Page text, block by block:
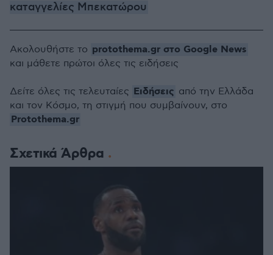
καταγγελίες Μπεκατώρου
Σχετικά Άρθρα
Ακολουθήστε το protothema.gr στο Google News
και μάθετε πρώτοι όλες τις ειδήσεις
Δείτε όλες τις τελευταίες Ειδήσεις από την Ελλάδα
και τον Κόσμο, τη στιγμή που συμβαίνουν, στο
Protothema.gr